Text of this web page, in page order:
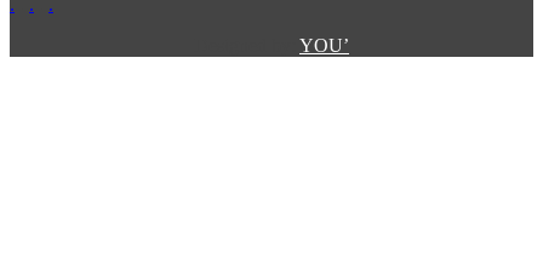
.
.
.
YOU’